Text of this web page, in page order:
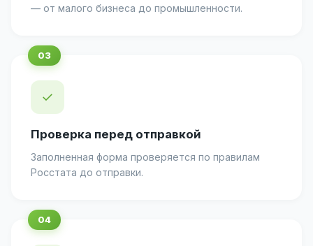
— от малого бизнеса до промышленности.
✓
Проверка перед отправкой
Заполненная форма проверяется по правилам
Росстата до отправки.